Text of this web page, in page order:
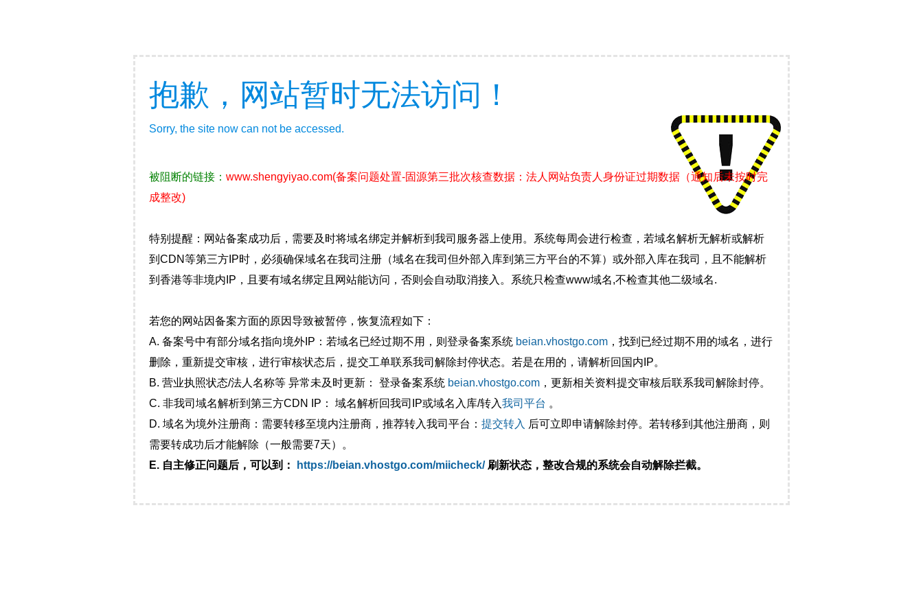
抱歉，网站暂时无法访问！
Sorry, the site now can not be accessed.
被阻断的链接： www.shengyiyao.com(备案问题处置-固源第三批次核查数据：法人网站负责人身份证过期数据（通知后未按时完
成整改)
特别提醒：网站备案成功后，需要及时将域名绑定并解析到我司服务器上使用。系统每周会进行检查，若域名解析无解析或解析
到CDN等第三方IP时，必须确保域名在我司注册（域名在我司但外部入库到第三方平台的不算）或外部入库在我司，且不能解析
到香港等非境内IP，且要有域名绑定且网站能访问，否则会自动取消接入。系统只检查www域名,不检查其他二级域名.
若您的网站因备案方面的原因导致被暂停，恢复流程如下：
A. 备案号中有部分域名指向境外IP：若域名已经过期不用，则登录备案系统 beian.vhostgo.com ，找到已经过期不用的域名，进行
删除，重新提交审核，进行审核状态后，提交工单联系我司解除封停状态。若是在用的，请解析回国内IP。
B. 营业执照状态/法人名称等 异常未及时更新： 登录备案系统 beian.vhostgo.com ，更新相关资料提交审核后联系我司解除封停。
C. 非我司域名解析到第三方CDN IP： 域名解析回我司IP或域名入库/转入我司平台 。
D. 域名为境外注册商：需要转移至境内注册商，推荐转入我司平台： 提交转入 后可立即申请解除封停。若转移到其他注册商，则
需要转成功后才能解除（一般需要7天）。
E. 自主修正问题后，可以到：
https://beian.vhostgo.com/miicheck/刷新状态，整改合规的系统会自动解除拦截。